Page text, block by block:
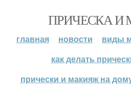
ПРИЧЕСКА
главная новости
виды
как делать
прически и макияж на